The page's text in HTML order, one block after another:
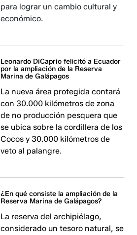
para lograr un cambio cultural y
económico.
Leonardo DiCaprio felicitó a Ecuador
por la ampliación de la Reserva
Marina de Galápagos
La nueva área protegida contará
con 30.000 kilómetros de zona
de no producción pesquera que
se ubica sobre la cordillera de los
Cocos y 30.000 kilómetros de
veto al palangre.
¿En qué consiste la ampliación de la
Reserva Marina de Galápagos?
La reserva del archipiélago,
considerado un tesoro natural, se